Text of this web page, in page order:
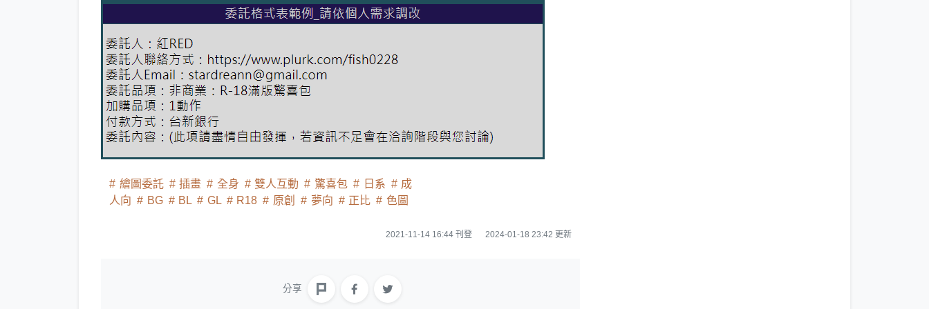
繪圖委託 插畫 全身 雙人互動 驚喜包 日系
成
人向
BG BL GL R18 原創 夢向 正比 色圖
2021-11-14 16:44 刊登 2024-01-18 23:42 更新
分享